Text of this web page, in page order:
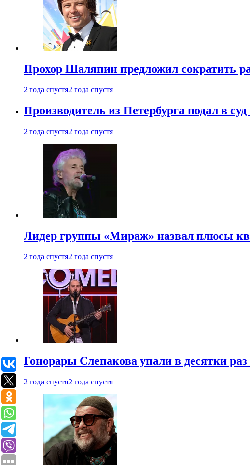
Прохор Шаляпин предложил сократить
2 года спустя2 года спустя
Производитель из Петербурга подал в
2 года спустя2 года спустя
Лидер группы «Мираж» назвал плюсы
2 года спустя2 года спустя
Гонорары Слепакова упали в десятки раз
2 года спустя2 года спустя